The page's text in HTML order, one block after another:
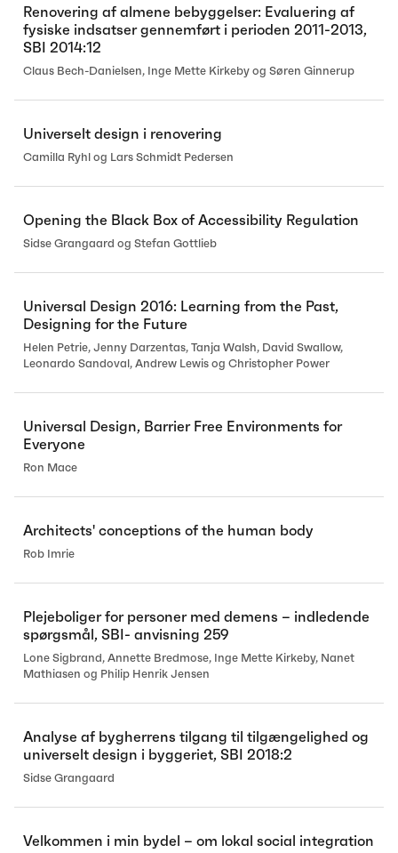
Renovering af almene bebyggelser: Evaluering af
fysiske indsatser gennemført i perioden 2011-2013,
SBI 2014:12
Claus Bech-Danielsen, Inge Mette Kirkeby og Søren Ginnerup
Universelt design i renovering
Camilla Ryhl og Lars Schmidt Pedersen
Opening the Black Box of Accessibility Regulation
Sidse Grangaard og Stefan Gottlieb
Universal Design 2016: Learning from the Past,
Designing for the Future
Helen Petrie, Jenny Darzentas, Tanja Walsh, David Swallow,
Leonardo Sandoval, Andrew Lewis og Christopher Power
Universal Design, Barrier Free Environments for
Everyone
Ron Mace
Architects' conceptions of the human body
Rob Imrie
Plejeboliger for personer med demens – indledende
spørgsmål, SBI- anvisning 259
Lone Sigbrand, Annette Bredmose, Inge Mette Kirkeby, Nanet
Mathiasen og Philip Henrik Jensen
Analyse af bygherrens tilgang til tilgængelighed og
universelt design i byggeriet, SBI 2018:2
Sidse Grangaard
Velkommen i min bydel – om lokal social integration